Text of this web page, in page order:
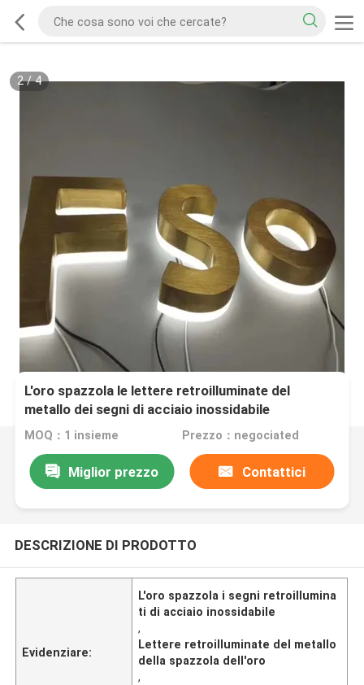
2/4
L'oro spazzola le lettere retroilluminate del
metallo dei segni di acciaio inossidabile
MOQ：1 insieme Prezzo：negociated
Miglior prezzo Contattici
DESCRIZIONE DI PRODOTTO
Evidenziare:
L'oro spazzola i segni retroillumina
ti di acciaio inossidabile
,
Lettere retroilluminate del metallo
della spazzola dell'oro
,